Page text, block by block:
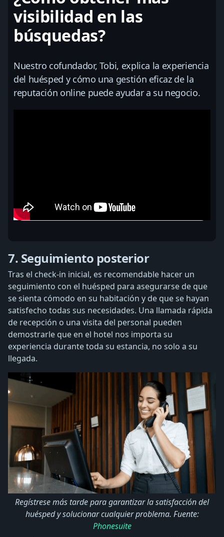
visibilidad en las
búsquedas?
Nuestro cofundador, Tobi, explica la experiencia
del huésped y cómo una gestión eficaz de la
reputación online puede ayudar a su negocio.
7. Seguimiento posterior
Tras el check-in inicial, es recomendable hacer un
seguimiento con el huésped para asegurarse de que
se sienta cómodo en su habitación y de que se hayan
satisfecho todas sus necesidades. Una llamada rápida
de recepción o una visita del personal pueden
demostrarle que en el hotel nos importa su
experiencia durante toda su estancia, no solo a su
llegada.
Regístrese más tarde para garantizar la satisfacción del
huésped y solucionar cualquier problema. Fuente:
Phonesuite